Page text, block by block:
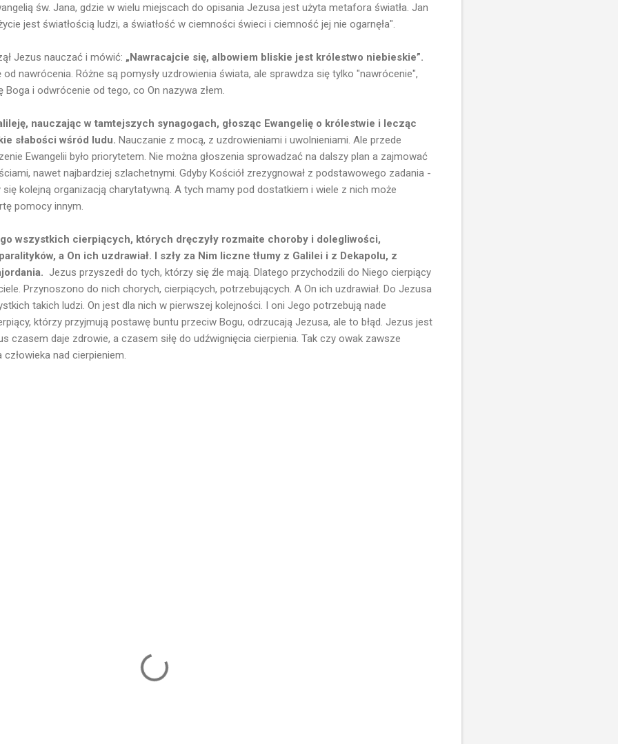
św. Jana, gdzie w wielu miejscach do opisania Jezusa jest użyta metafora światła. Jan
jest światłością ludzi, a światłość w ciemności świeci i ciemność jej nie ogarnęła".
Jezus nauczać i mówić: „Nawracajcie się, albowiem bliskie jest królestwo niebieskie”.
nawrócenia. Różne są pomysły uzdrowienia świata, ale sprawdza się tylko "nawrócenie",
i odwrócenie od tego, co On nazywa złem.
nauczając w tamtejszych synagogach, głosząc Ewangelię o królestwie i lecząc
słabości wśród ludu. Nauczanie z mocą, z uzdrowieniami i uwolnieniami. Ale przede
Ewangelii było priorytetem. Nie można głoszenia sprowadzać na dalszy plan a zajmować
nawet najbardziej szlachetnymi. Gdyby Kościół zrezygnował z podstawowego zadania -
się kolejną organizacją charytatywną. A tych mamy pod dostatkiem i wiele z nich może
pomocy innym.
wszystkich cierpiących, których dręczyły rozmaite choroby i dolegliwości,
a On ich uzdrawiał. I szły za Nim liczne tłumy z Galilei i z Dekapolu, z
Jezus przyszedł do tych, którzy się źle mają. Dlatego przychodzili do Niego cierpiący
Przynoszono do nich chorych, cierpiących, potrzebujących. A On ich uzdrawiał. Do Jezusa
takich ludzi. On jest dla nich w pierwszej kolejności. I oni Jego potrzebują nade
którzy przyjmują postawę buntu przeciw Bogu, odrzucają Jezusa, ale to błąd. Jezus jest
czasem daje zdrowie, a czasem siłę do udźwignięcia cierpienia. Tak czy owak zawsze
nad cierpieniem.